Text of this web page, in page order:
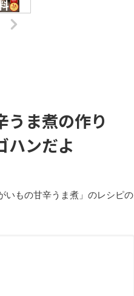
うま煮の作り
ハンだよ
いもの甘辛うま煮」のレシピの